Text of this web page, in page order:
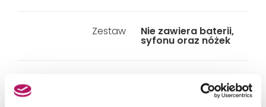
Zestaw Nie zawiera baterii,
syfonu oraz nóżek